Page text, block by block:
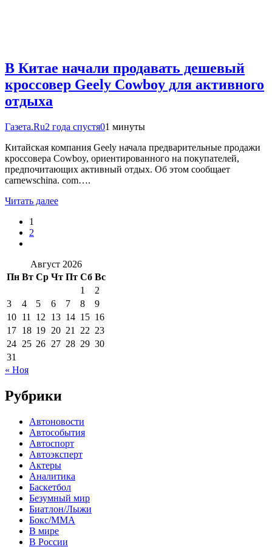
В Китае начали продавать дешевый
кроссовер Geely Cowboy для активного
отдыха
Газета.Ru2 года спустя01 минуты
Китайская компания Geely начала предварительные продажи
кроссовера Cowboy, ориентированного на покупателей,
предпочитающих активный отдых. Об этом сообщает
carnewschina. com….
Читать далее
1
2
Август 2026
Пн Вт Ср Чт Пт Сб Вс
1
2
3
4 5 6 7 8
9
10 11 12 13 14 15 16
17 18 19 20 21 22 23
24 25 26 27 28 29 30
31
« Ноя
Рубрики
Автоновости
Автособытия
Автоспорт
Автоэксперт
Актеры
Аналитика
Баскетбол
Безумный мир
Биатлон/Лыжи
Бокс/MMA
В мире
В России